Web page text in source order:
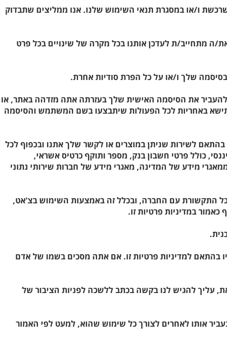
שרכשת ו/או במסגרת תנאי השימוש שלנו. אנו ממליצים שתבדוק
ה מתחייב/ת לעדכן אותנו בכל מקרה של שינויים בכל פרט
שלך ו/או על כל הפרת סודיות אחרת.
את הסיסמה האישית שלך בעזרתה אתה מזדהה באתר, או
באחריות לכל הפעולות שיתבצעו בשם המשתמש והסיסמה
לשירות שניתן במוצרים או לקשר שלך אתנו ובכפוף לכל
כולל פרטי חשבון בנק, מספר ותוקף כרטיס אשראי,
מידע של המדינה, מאגרי מידע של חברות שירותי נתוני
התקשורת עם החברה, ובכלל זה באמצעות השימוש בצ'אט,
במדיניות פרטיות זו.
בהתאם למדיניות פרטיות זו. אם אתה מסכים בשמו של אדם
במידע כזה. בכדי לעשות זאת, עליך להגיש לנו בקשה בכתב ללשכה לפניות הציבור של
אותו לאחרים לצורך כל שימוש שהוא, למעט לפי האמור